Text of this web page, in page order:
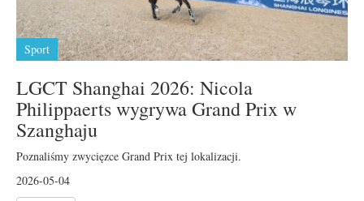
Sport
LGCT Shanghai 2026: Nicola
Philippaerts wygrywa Grand Prix w
Szanghaju
Poznaliśmy zwycięzce Grand Prix tej lokalizacji.
2026-05-04